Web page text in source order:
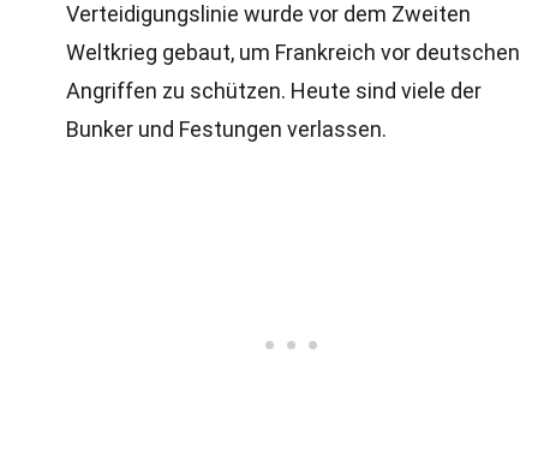
Verteidigungslinie wurde vor dem Zweiten
Weltkrieg gebaut, um Frankreich vor deutschen
Angriffen zu schützen. Heute sind viele der
Bunker und Festungen verlassen.